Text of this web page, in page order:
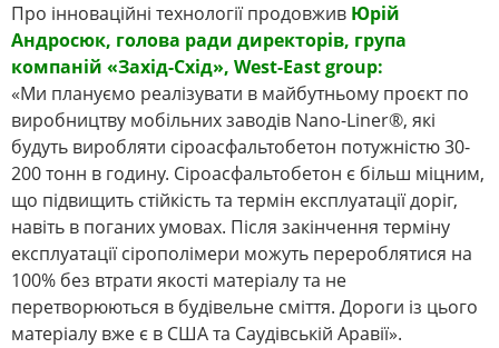
Про інноваційні технології продовжив Юрій
Андросюк, голова ради директорів, група
компаній «Захід-Схід», West-East group:
«Ми плануємо реалізувати в майбутньому проєкт по
виробництву мобільних заводів Nano-Liner®, які
будуть виробляти сіроасфальтобетон потужністю 30-
200 тонн в годину. Сіроасфальтобетон є більш міцним,
що підвищить стійкість та термін експлуатації доріг,
навіть в поганих умовах. Після закінчення терміну
експлуатації сірополімери можуть перероблятися на
100% без втрати якості матеріалу та не
перетворюються в будівельне сміття. Дороги із цього
матеріалу вже є в США та Саудівській Аравії».